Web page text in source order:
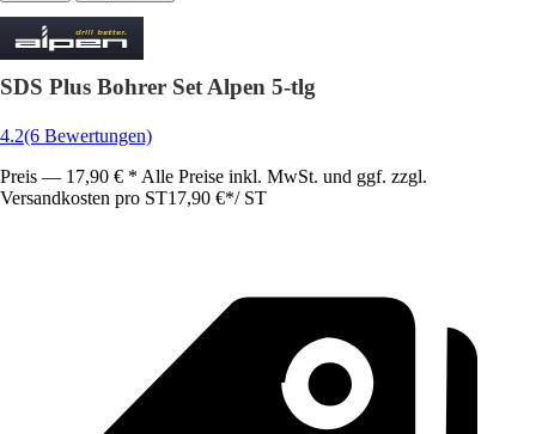
SDS Plus Bohrer Set Alpen 5-tlg
4.2(6 Bewertungen)
Preis — 17,90 € * Alle Preise inkl. MwSt. und ggf. zzgl.
Versandkosten pro ST17,90 €*/ ST